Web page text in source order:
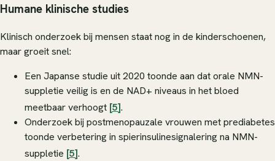
Humane klinische studies
Klinisch onderzoek bij mensen staat nog in de kinderschoenen,
maar groeit snel:
Een Japanse studie uit 2020 toonde aan dat orale NMN-
suppletie veilig is en de NAD+ niveaus in het bloed
meetbaar verhoogt [5].
Onderzoek bij postmenopauzale vrouwen met prediabetes
toonde verbetering in spierinsulinesignalering na NMN-
suppletie [5].